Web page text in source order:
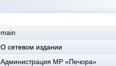
main
О сетевом издании
Администрация МР «Печора»